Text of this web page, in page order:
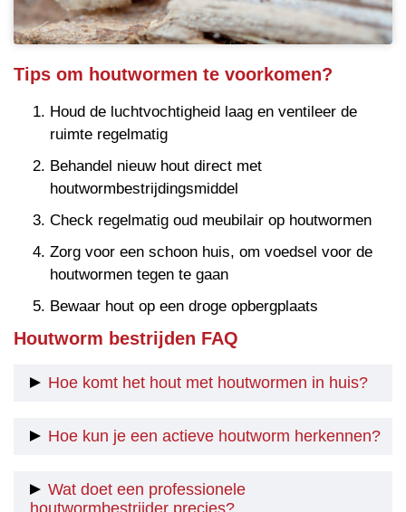
Tips om houtwormen te voorkomen?
Houd de luchtvochtigheid laag en ventileer de
ruimte regelmatig
Behandel nieuw hout direct met
houtwormbestrijdingsmiddel
Check regelmatig oud meubilair op houtwormen
Zorg voor een schoon huis, om voedsel voor de
houtwormen tegen te gaan
Bewaar hout op een droge opbergplaats
Houtworm bestrijden FAQ
Hoe komt het hout met houtwormen in huis?
al in het hout van oudere huizen zit. Dit heeft te
woningen vaak onbehandeld is. Hierdoor hebben
Hoe kun je een actieve houtworm herkennen?
zitten dan weet je dus dat je last hebt van
Wat doet een professionele